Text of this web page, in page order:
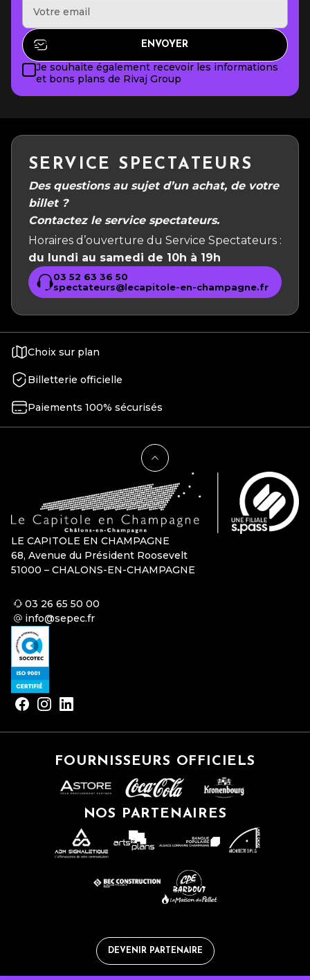
Je souhaite également recevoir les informations
et bons plans de Rivaj Group
SERVICE SPECTATEURS
Des questions au sujet d’un achat, de votre
billet ?
Contactez le service spectateurs.
Horaires d’ouverture du Service Spectateurs :
du lundi au samedi de 10h à 19h
03 52 63 36 50
spectateurs@lecapitole-en-champagne.fr
Choix sur plan
Billetterie officielle
Paiements 100% sécurisés
LE CAPITOLE EN CHAMPAGNE
68, Avenue du Président Roosevelt
51000 – CHALONS-EN-CHAMPAGNE
03 26 65 50 00
info@sepec.fr
FOURNISSEURS OFFICIELS
NOS PARTENAIRES
DEVENIR PARTENAIRE